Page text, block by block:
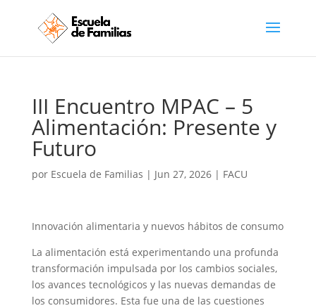
III Encuentro MPAC – 5
Alimentación: Presente y
Futuro
por Escuela de Familias | Jun 27, 2026| FACU
Innovación alimentaria y nuevos hábitos de consumo
La alimentación está experimentando una profunda
transformación impulsada por los cambios sociales,
los avances tecnológicos y las nuevas demandas de
los consumidores. Esta fue una de las cuestiones